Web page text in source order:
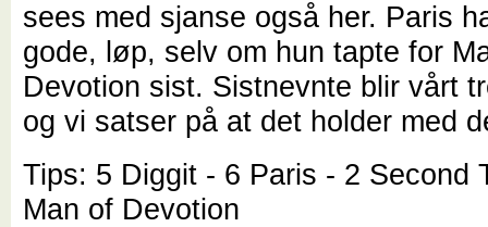
sees med sjanse også her. Paris
gode, løp, selv om hun tapte for
Devotion sist. Sistnevnte blir vårt
og vi satser på at det holder med
Tips: 5 Diggit - 6 Paris - 2 Second
Man of Devotion